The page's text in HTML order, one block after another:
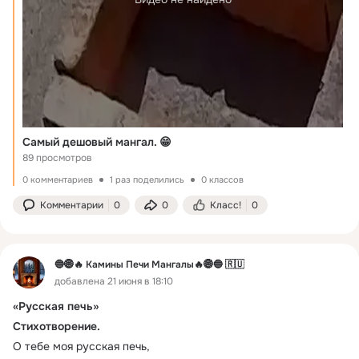
Самый дешовый мангал. 😁
89 просмотров
0 комментариев 1 раз поделились 0 классов
Комментарии 0 0 Класс! 0
🔵🌐🔥 Камины Печи Мангалы🔥🌐🔵 🇷🇺
добавлена 21 июня в 18:10
«Русская печь»
Стихотворение.
О тебе моя русская печь,